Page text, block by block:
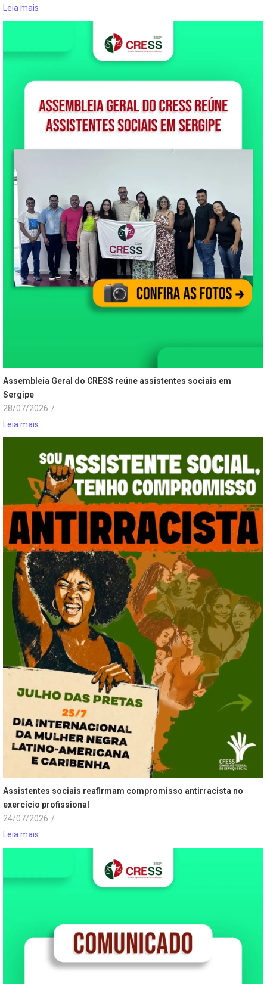
Leia mais
Assembleia Geral do CRESS reúne assistentes sociais em
Sergipe
28/07/2026 /
Leia mais
Assistentes sociais reafirmam compromisso antirracista no
exercício profissional
24/07/2026 /
Leia mais